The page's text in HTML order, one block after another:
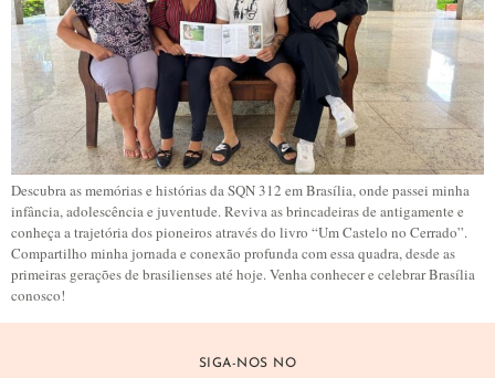
Descubra as memórias e histórias da SQN 312 em Brasília, onde passei minha
infância, adolescência e juventude. Reviva as brincadeiras de antigamente e
conheça a trajetória dos pioneiros através do livro “Um Castelo no Cerrado”.
Compartilho minha jornada e conexão profunda com essa quadra, desde as
primeiras gerações de brasilienses até hoje. Venha conhecer e celebrar Brasília
conosco!
SIGA-NOS NO